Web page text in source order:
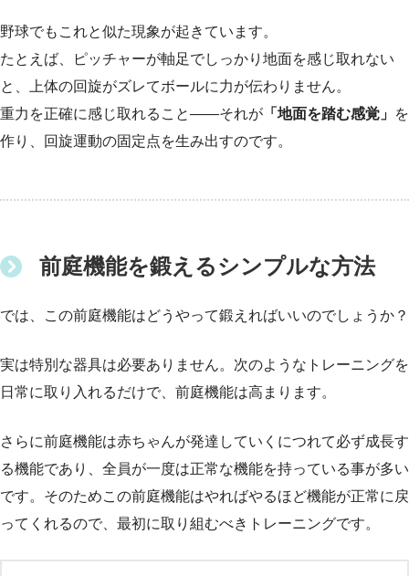
野球でもこれと似た現象が起きています。
たとえば、ピッチャーが軸足でしっかり地面を感じ取れない
と、上体の回旋がズレてボールに力が伝わりません。
重力を正確に感じ取れること――それが 「地面を踏む感覚」 を
作り、回旋運動の固定点を生み出すのです。
前庭機能を鍛えるシンプルな方法
では、この前庭機能はどうやって鍛えればいいのでしょうか？
実は特別な器具は必要ありません。次のようなトレーニングを
日常に取り入れるだけで、前庭機能は高まります。
さらに前庭機能は赤ちゃんが発達していくにつれて必ず成長す
る機能であり、全員が一度は正常な機能を持っている事が多い
です。そのためこの前庭機能はやればやるほど機能が正常に戻
ってくれるので、最初に取り組むべきトレーニングです。